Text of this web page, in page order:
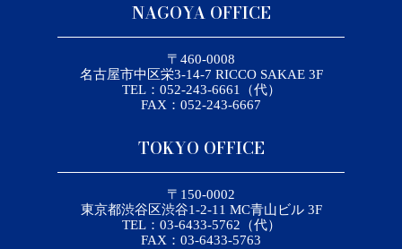
NAGOYA OFFICE
〒460-0008
名古屋市中区栄3-14-7 RICCO SAKAE 3F
TEL：052-243-6661（代）
FAX：052-243-6667
TOKYO OFFICE
〒150-0002
東京都渋谷区渋谷1-2-11 MC青山ビル 3F
TEL：03-6433-5762（代）
FAX：03-6433-5763